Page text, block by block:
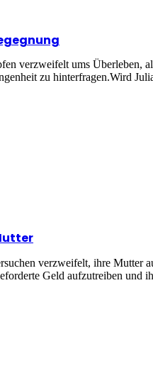
verzweifelt ums Überleben,
zu hinterfragen.Wird
verzweifelt, ihre Mutter
Geld aufzutreiben und